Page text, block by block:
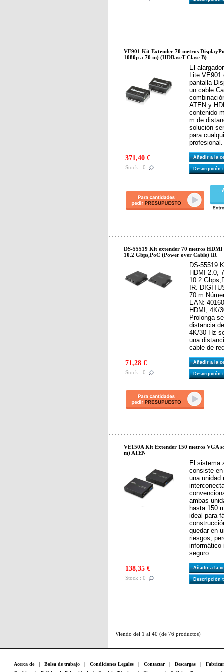
VE901 Kit Extender 70 metros
1080p a 70 m) (HDBaseT Clase B)
El
Lite VE901
pantalla
un cable
ATEN y
contenido
m de
solución
para
profesional.
371,40 €
Stock : 0
Añadir a la
Descripción
DS-55519 Kit extender 70 metros
10.2 Gbps,PoC (Power over Cable) IR
DS-55519
HDMI 2.0,
10.2
IR.
70 m
EAN:
HDMI, 4K/
Prolonga
distancia
4K/30 Hz
una
cable de
71,28 €
Stock : 0
Añadir a la
Descripción
VE150A Kit Extender 150 metros VGA
m) ATEN
El sistema
consiste
una unidad
ambas
hasta 150
ideal para
quedar en
riesgos,
informático
seguro.
138,35 €
Stock : 0
Añadir a la
Descripción
Viendo del 1 al 40 (de 76 productos)
Acerca de| Bolsa de trabajo | Condiciones Legales | Contactar| Descargas |